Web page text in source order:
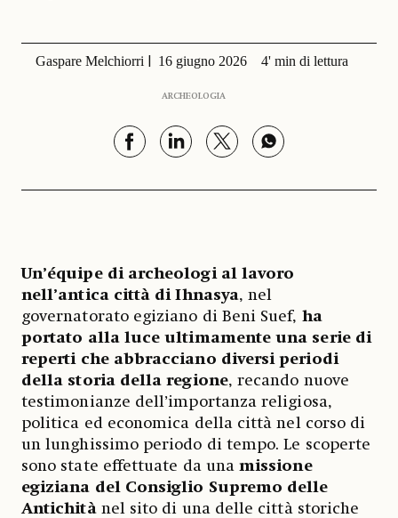
Gaspare Melchiorri 16 giugno 2026 4' min di lettura
ARCHEOLOGIA
Un’équipe di archeologi al lavoro
nell’antica città di Ihnasya, nel
governatorato egiziano di Beni Suef, ha
portato alla luce ultimamente una serie di
reperti che abbracciano diversi periodi
della storia della regione, recando nuove
testimonianze dell’importanza religiosa,
politica ed economica della città nel corso di
un lunghissimo periodo di tempo. Le scoperte
sono state effettuate da unamissione
egiziana del Consiglio Supremo delle
Antichitànel sito di una delle città storiche